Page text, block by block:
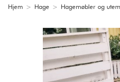
Hjem > Hage > Hagemøbler og